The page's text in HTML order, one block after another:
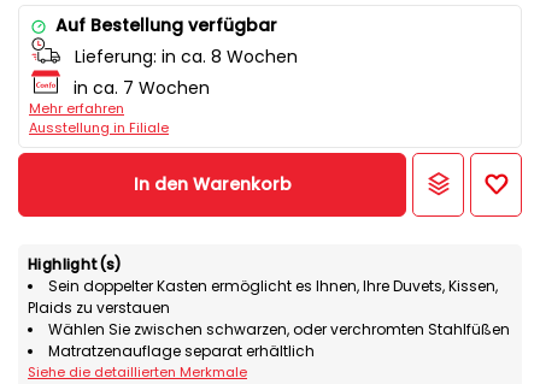
Auf Bestellung verfügbar
Lieferung: in ca. 8 Wochen
in ca. 7 Wochen
Mehr erfahren
Ausstellung in Filiale
In den Warenkorb
Highlight(s)
Sein doppelter Kasten ermöglicht es Ihnen, Ihre Duvets, Kissen,
Plaids zu verstauen
Wählen Sie zwischen schwarzen, oder verchromten Stahlfüßen
Matratzenauflage separat erhältlich
Siehe die detaillierten Merkmale